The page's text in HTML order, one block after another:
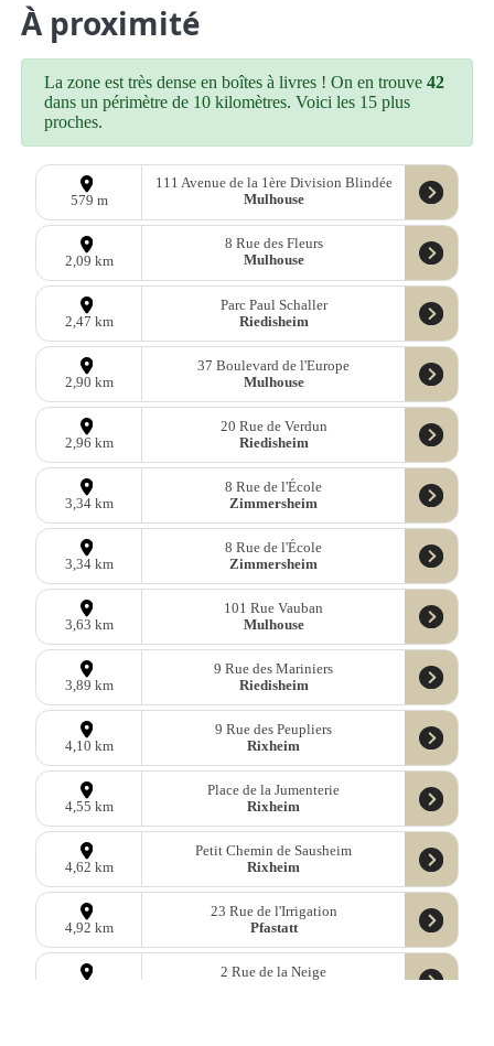
À proximité
La zone est très dense en boîtes à livres ! On en trouve42
dans un périmètre de 10 kilomètres. Voici les 15 plus
proches.
579 m
111 Avenue de la 1ère Division Blindée
Mulhouse
2,09 km
8 Rue des Fleurs
Mulhouse
2,47 km
Parc Paul Schaller
Riedisheim
2,90 km
37 Boulevard de l'Europe
Mulhouse
2,96 km
20 Rue de Verdun
Riedisheim
3,34 km
8 Rue de l'École
Zimmersheim
3,34 km
8 Rue de l'École
Zimmersheim
3,63 km
101 Rue Vauban
Mulhouse
3,89 km
9 Rue des Mariniers
Riedisheim
4,10 km
9 Rue des Peupliers
Rixheim
4,55 km
Place de la Jumenterie
Rixheim
4,62 km
Petit Chemin de Sausheim
Rixheim
4,92 km
23 Rue de l'Irrigation
Pfastatt
2 Rue de la Neige